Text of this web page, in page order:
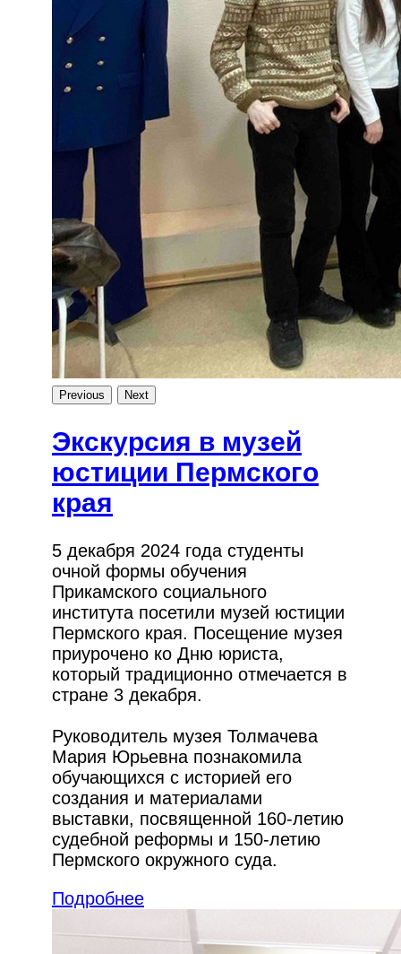
Previous Next
Экскурсия в музей
юстиции Пермского
края
5 декабря 2024 года студенты
очной формы обучения
Прикамского социального
института посетили музей юстиции
Пермского края. Посещение музея
приурочено ко Дню юриста,
который традиционно отмечается в
стране 3 декабря.
Руководитель музея Толмачева
Мария Юрьевна познакомила
обучающихся с историей его
создания и материалами
выставки, посвященной 160-летию
судебной реформы и 150-летию
Пермского окружного суда.
Подробнее